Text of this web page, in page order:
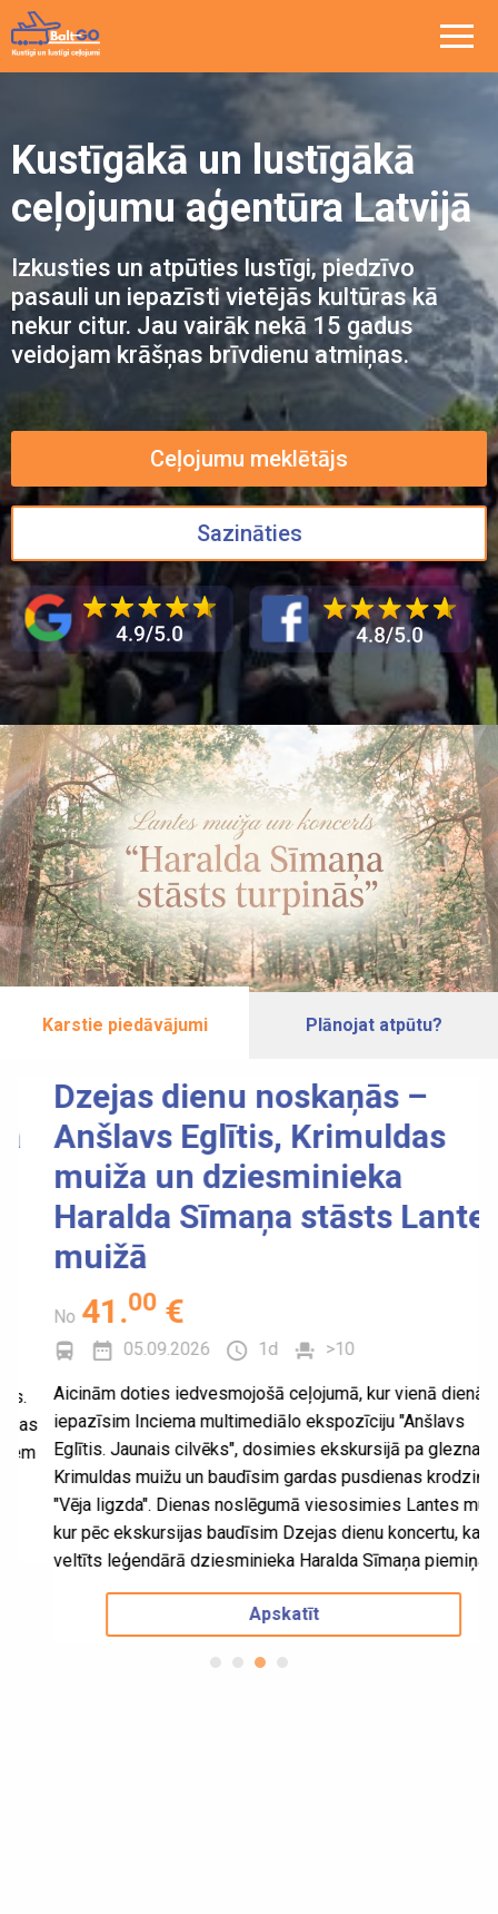
Kustīgākā un lustīgākā
ceļojumu aģentūra Latvijā
Izkusties un atpūties lustīgi, piedzīvo
pasauli un iepazīsti vietējās kultūras kā
nekur citur. Jau vairāk nekā 15 gadus
veidojam krāšņas brīvdienu atmiņas.
Ceļojumu meklētājs
Sazināties
Karstie piedāvājumi Plānojat atpūtu?
Dzejas dienu noskaņās –
Anšlavs Eglītis, Krimuldas
muiža un dziesminieka
Haralda Sīmaņa stāsts Lantes
muižā
41.00 €
05.09.2026 1d >10
Aicinām doties iedvesmojošā ceļojumā, kur vienā dienā
iepazīsim Inciema multimediālo ekspozīciju "Anšlavs
Eglītis. Jaunais cilvēks", dosimies ekskursijā pa gleznaino
Krimuldas muižu un baudīsim gardas pusdienas krodziņā
"Vēja ligzda". Dienas noslēgumā viesosimies Lantes muižā,
kur pēc ekskursijas baudīsim Dzejas dienu koncertu, kas
veltīts leģendārā dziesminieka Haralda Sīmaņa piemiņai.
Apskatīt